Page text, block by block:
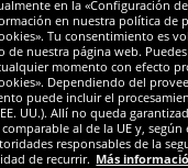
Redes sociales
en la «Configuración
en nuestra política de
Tu consentimiento es
de nuestra página web.
momento con efecto
Dependiendo del
puede incluir el
UU.). Allí no queda
al de la UE y, según
responsables de la
de recurrir. Más